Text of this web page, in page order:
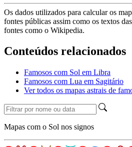
Os dados utilizados para calcular os
fontes públicas assim como os textos
fontes como o Wikipedia.
Conteúdos relacionados
Famosos com Sol em Libra
Famosos com Lua em Sagitário
Ver todos os mapas astrais de
Mapas com o Sol nos signos